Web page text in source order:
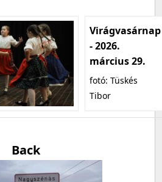
Virágvasárnap
- 2026.
március 29.
fotó: Tüskés
Tibor
Back